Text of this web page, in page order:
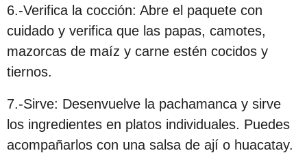
6.-Verifica la cocción: Abre el paquete con
cuidado y verifica que las papas, camotes,
mazorcas de maíz y carne estén cocidos y
tiernos.
7.-Sirve: Desenvuelve la pachamanca y sirve
los ingredientes en platos individuales. Puedes
acompañarlos con una salsa de ají o huacatay.